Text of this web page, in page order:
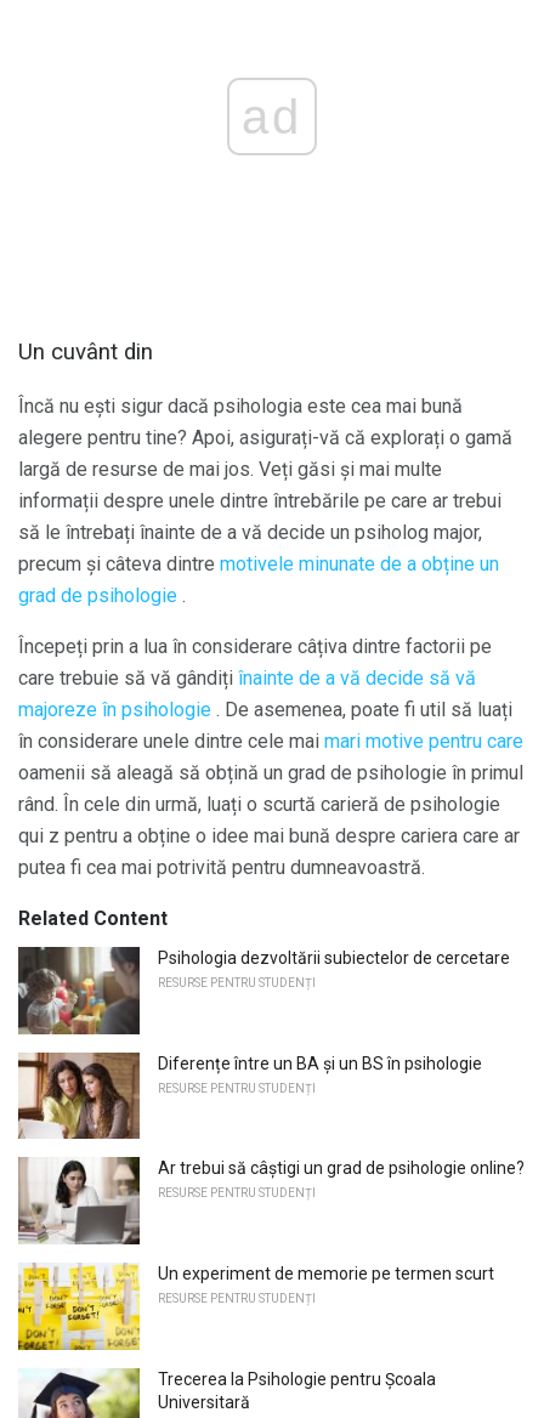
ad
Un cuvânt din
Încă nu ești sigur dacă psihologia este cea mai bună
alegere pentru tine? Apoi, asigurați-vă că explorați o gamă
largă de resurse de mai jos. Veți găsi și mai multe
informații despre unele dintre întrebările pe care ar trebui
să le întrebați înainte de a vă decide un psiholog major,
precum și câteva dintre motivele minunate de a obține un
grad de psihologie .
Începeți prin a lua în considerare câțiva dintre factorii pe
care trebuie să vă gândiți înainte de a vă decide să vă
majoreze în psihologie . De asemenea, poate fi util să luați
în considerare unele dintre cele mai mari motive pentru care
oamenii să aleagă să obțină un grad de psihologie în primul
rând. În cele din urmă, luați o scurtă carieră de psihologie
qui z pentru a obține o idee mai bună despre cariera care ar
putea fi cea mai potrivită pentru dumneavoastră.
Related Content
Psihologia dezvoltării subiectelor de cercetare
RESURSE PENTRU STUDENȚI
Diferențe între un BA și un BS în psihologie
RESURSE PENTRU STUDENȚI
Ar trebui să câștigi un grad de psihologie online?
RESURSE PENTRU STUDENȚI
Un experiment de memorie pe termen scurt
RESURSE PENTRU STUDENȚI
Trecerea la Psihologie pentru Școala
Universitară